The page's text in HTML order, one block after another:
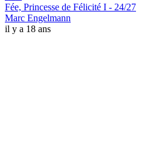
Fée, Princesse de Félicité I - 24/27
Marc Engelmann
il y a 18 ans